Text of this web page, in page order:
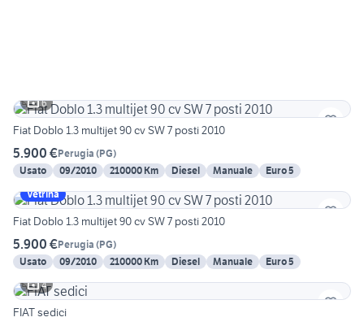
6
Fiat Doblo 1.3 multijet 90 cv SW 7 posti 2010
5.900 €Perugia (PG)
Usato
09/2010 210000 Km Diesel Manuale
Euro 5
Vetrina
Fiat Doblo 1.3 multijet 90 cv SW 7 posti 2010
5.900 €Perugia (PG)
Usato
09/2010 210000 Km Diesel Manuale
Euro 5
4
FIAT sedici